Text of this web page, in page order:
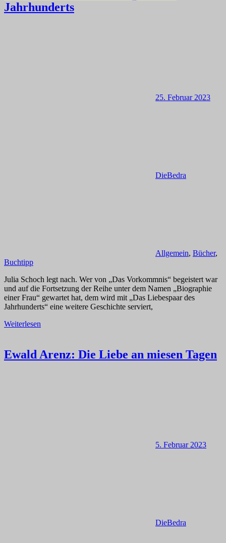
Jahrhunderts
25. Februar 2023
DieBedra
Allgemein, Bücher,
Buchtipp
Julia Schoch legt nach. Wer von „Das Vorkommnis“ begeistert war
und auf die Fortsetzung der Reihe unter dem Namen „Biographie
einer Frau“ gewartet hat, dem wird mit „Das Liebespaar des
Jahrhunderts“ eine weitere Geschichte serviert,
Weiterlesen
Ewald Arenz: Die Liebe an miesen Tagen
5. Februar 2023
DieBedra